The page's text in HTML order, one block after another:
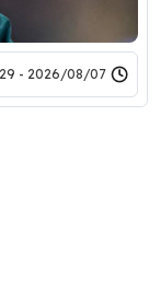
2026/08/07 - 19:29